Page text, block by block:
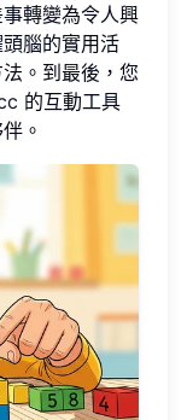
轉變為令人興
腦的實用活
。到最後，您
的互動工具
。